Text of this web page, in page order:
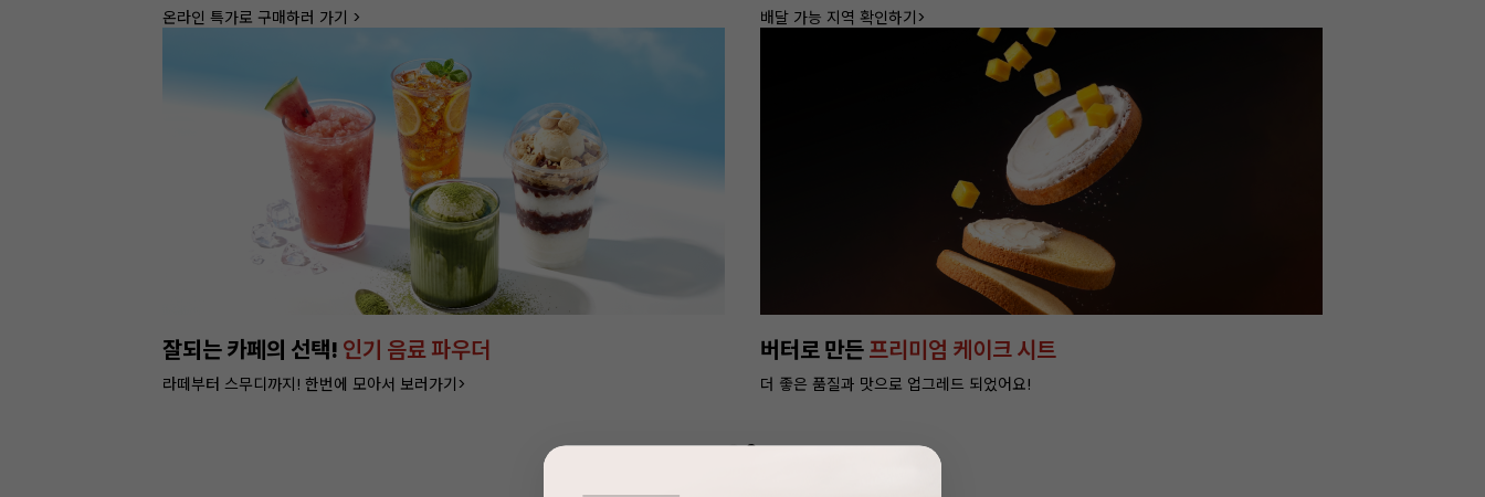
1% 추가 할인 혜택도 챙기세요! 15만원이상 구매하고 혜택 누리기!
이번주 특가, 베이커리포장 필수템 3종
쿠키부터 빵까지 담을 수 있는 박스 특가 >
단 4일, 버터 쟁여둘 기회아머랜드 20+20 특별가!
특별 할인가 만나러 가기 >